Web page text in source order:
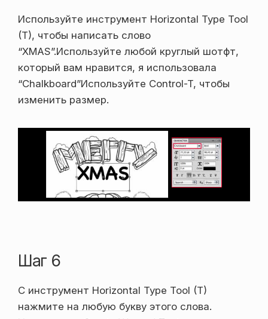
Используйте инструмент Horizontal Type Tool
(T), чтобы написать слово
“XMAS”.Используйте любой круглый шотфт,
который вам нравится, я использовала
“Chalkboard”Используйте Control-T, чтобы
изменить размер.
Шаг 6
С инструмент Horizontal Type Tool (T)
нажмите на любую букву этого слова.